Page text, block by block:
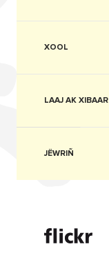
XOOL
LAAJ AK XIBAAR
JËWRIÑ